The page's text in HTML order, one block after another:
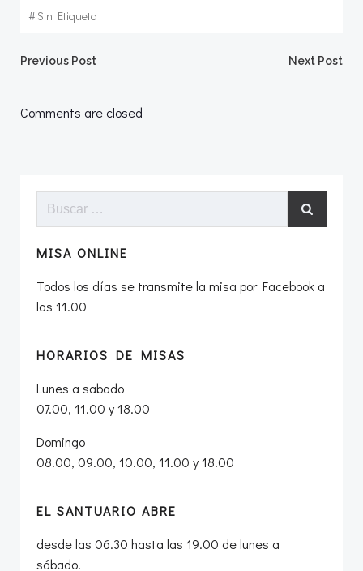
#Sin Etiqueta
Navegación
por
entradas
Previous Post
entradas
Next Post
Comments are closed
Buscar:
MISA ONLINE
Todos los días se transmite la misa por Facebook a
las 11.00
HORARIOS DE MISAS
Lunes a sabado
07.00, 11.00 y 18.00
Domingo
08.00, 09.00, 10.00, 11.00 y 18.00
EL SANTUARIO ABRE
desde las 06.30 hasta las 19.00 de lunes a
sábado.